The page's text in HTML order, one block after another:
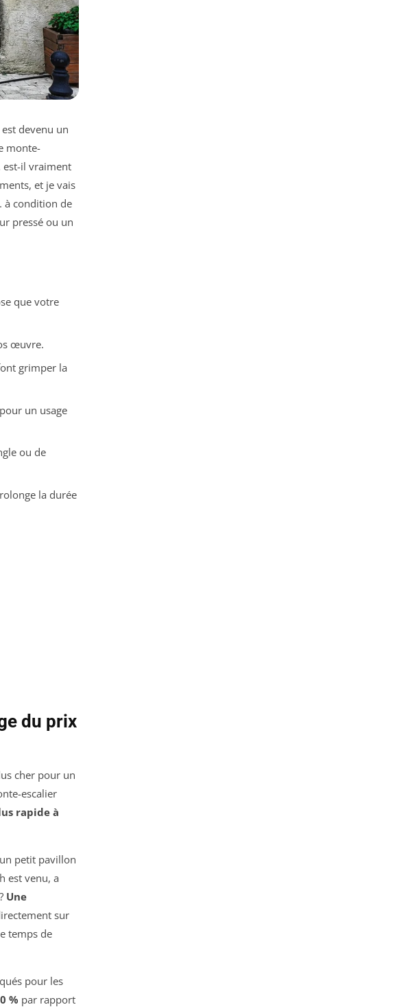
devenu un
monte-
est-il vraiment
et je vais
à condition de
pressé ou un
que votre
œuvre.
grimper la
un usage
ou de
la durée
du prix
cher pour un
escalier
rapide à
petit pavillon
est venu, a
Une
sur
temps de
pour les
% par rapport